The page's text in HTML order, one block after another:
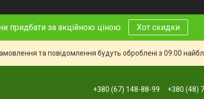
придбати за акційною ціною Хот скидки
та повідомлення будуть оброблені з 09:00
+380 (67) 148-88-99 +380 (48)